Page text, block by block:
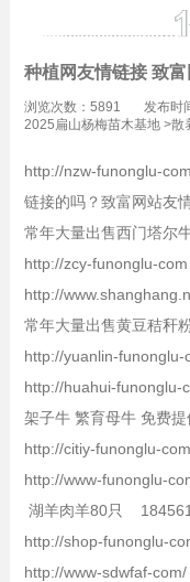
种植网友情链接 致
浏览次数：5891
发布时
2025扁山杨梅苗木基地>散
http://nzw-funonglu-
链接的吗？致富网站友
常年大量出售西门塔尔
http://zcy-funonglu-
http://
常年大量出售黄豆秸秆
http://yuanlin-funonglu-
http://huahui-funonglu-
架子牛 繁育母牛 免费
http://citiy-funonglu-
http://www-funonglu-
湖羊肉羊80只
http://shop-funonglu-
http://www-sdwfaf-com/